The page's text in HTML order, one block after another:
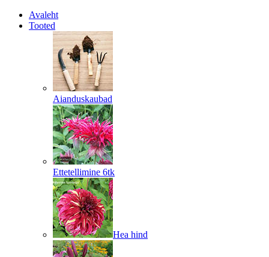
Avaleht
Tooted
Aianduskaubad
Ettetellimine 6tk
Hea hind